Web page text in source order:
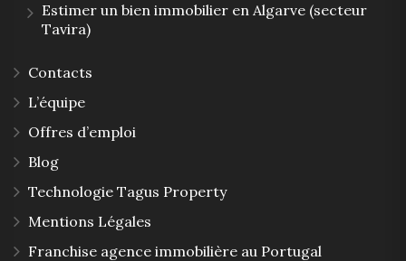
Estimer un bien immobilier en Algarve (secteur
Tavira)
Contacts
L’équipe
Offres d’emploi
Blog
Technologie Tagus Property
Mentions Légales
Franchise agence immobilière au Portugal